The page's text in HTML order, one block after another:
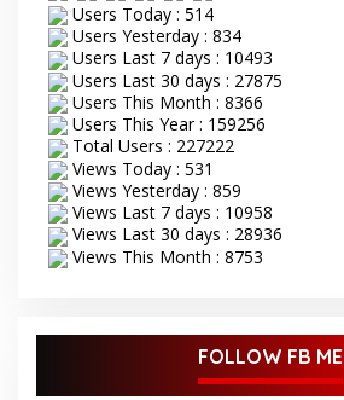
Users Today : 514
Users Yesterday : 834
Users Last 7 days : 10493
Users Last 30 days : 27875
Users This Month : 8366
Users This Year : 159256
Total Users : 227222
Views Today : 531
Views Yesterday : 859
Views Last 7 days : 10958
Views Last 30 days : 28936
Views This Month : 8753
FOLLOW FB ME